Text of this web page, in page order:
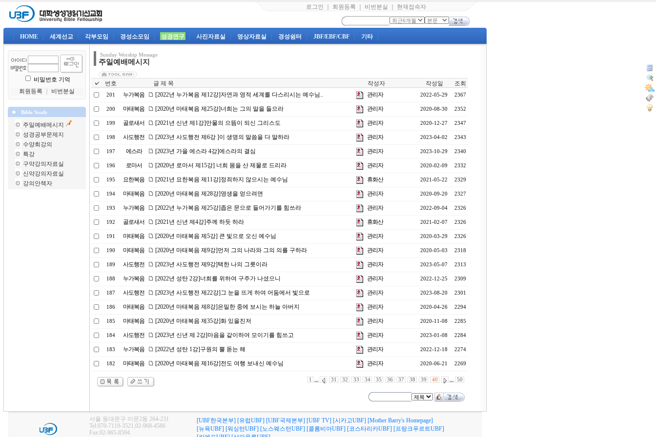
로그인 회원등록 비번분실 현재접속자
HOME 세계선교 각부모임 경성소모임 성경연구 사진자료실 영상자료실 경성쉼터 JBF/EBF/CBF 기타
비밀번호 기억
회원등록
비번분실
Bible Study
주일예배메시지
성경공부문제지
수양회강의
특강
구약강의자료실
신약강의자료실
강의안책자
Sunday Worship Message
주일예배메시지
번호 글 제 목 작성자 작성일 조회
201 누가복음 [2022년 누가복음 제12강]자연과 영적 세계를 다스리시는 예수님.. 관리자 2022-05-29 2367
200 마태복음 [2020년 마태복음 제25강]너희는 그의 말을 들으라 관리자 2020-08-30 2352
199 골로새서 [2021년 신년 제1강]만물의 으뜸이 되신 그리스도 관리자 2020-12-27 2347
198 사도행전 [2023년 사도행전 제6강 ]이 생명의 말씀을 다 말하라 관리자 2023-04-02 2343
197 에스라 [2023년 가을 에스라 4강]에스라의 결심 관리자 2023-10-29 2340
196 로마서 [2020년 로마서 제15강] 너희 몸을 산 제물로 드리라 관리자 2020-02-09 2332
195 요한복음 [2021년 요한복음 제11강]정죄하지 않으시는 예수님 휴화산 2021-05-22 2329
194 마태복음 [2020년 마태복음 제28강]영생을 얻으려면 관리자 2020-09-20 2327
193 누가복음 [2022년 누가복음 제25강]좁은 문으로 들어가기를 힘쓰라 관리자 2022-09-04 2326
192 골로새서 [2021년 신년 제4강]주께 하듯 하라 휴화산 2021-02-07 2326
191 마태복음 [2020년 마태복음 제5강] 큰 빛으로 오신 예수님 관리자 2020-03-29 2326
190 마태복음 [2020년 마태복음 제9강]먼저 그의 나라와 그의 의를 구하라 관리자 2020-05-03 2318
189 사도행전 [2023년 사도행전 제9강]택한 나의 그릇이라 관리자 2023-05-07 2313
188 누가복음 [2022년 성탄 2강]너희를 위하여 구주가 나셨으니 관리자 2022-12-25 2309
187 사도행전 [2023년 사도행전 제22강]그 눈을 뜨게 하여 어둠에서 빛으로 관리자 2023-08-20 2301
186 마태복음 [2020년 마태복음 제8강]은밀한 중에 보시는 하늘 아버지 관리자 2020-04-26 2294
185 마태복음 [2020년 마태복음 제35강]화 있을진저 관리자 2020-11-08 2285
184 사도행전 [2023년 신년 제 2강]마음을 같이하여 모이기를 힘쓰고 관리자 2023-01-08 2284
183 누가복음 [2022년 성탄 1강]구원의 뿔 돋는 해 관리자 2022-12-18 2274
182 마태복음 [2020년 마태복음 제16강]전도 여행 보내신 예수님 관리자 2020-06-21 2269
1 ,,, 31 32 33 34 35 36 37 38 39 40 ,,, 50
서울 동대문구 이문2동 264-231
Tel:070-7119-3521,02-968-4586
Fax:02-965-8594
[UBF한국본부] [유럽UBF] [UBF국제본부] [UBF TV] [시카고UBF] [Mother Barry's Homepage]
[뉴욕UBF] [워싱턴UBF] [노스웨스턴UBF] [콜롬비아UBF] [코스타리카UBF] [프랑크푸르트UBF]